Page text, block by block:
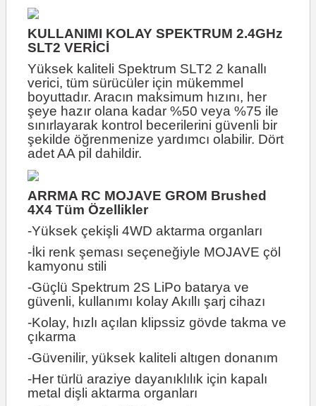
KULLANIMI KOLAY SPEKTRUM 2.4GHz
SLT2 VERİCİ
Yüksek kaliteli Spektrum SLT2 2 kanallı
verici, tüm sürücüler için mükemmel
boyuttadır. Aracın maksimum hızını, her
şeye hazır olana kadar %50 veya %75 ile
sınırlayarak kontrol becerilerini güvenli bir
şekilde öğrenmenize yardımcı olabilir. Dört
adet AA pil dahildir.
ARRMA RC MOJAVE GROM Brushed
4X4 Tüm Özellikler
-Yüksek çekişli 4WD aktarma organları
-İki renk şeması seçeneğiyle MOJAVE çöl
kamyonu stili
-Güçlü Spektrum 2S LiPo batarya ve
güvenli, kullanımı kolay Akıllı şarj cihazı
-Kolay, hızlı açılan klipssiz gövde takma ve
çıkarma
-Güvenilir, yüksek kaliteli altıgen donanım
-Her türlü araziye dayanıklılık için kapalı
metal dişli aktarma organları